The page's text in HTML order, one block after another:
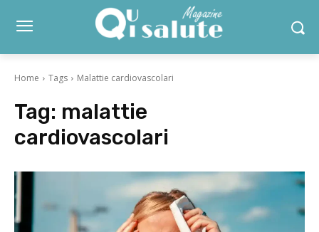
Home Tags Malattie cardiovascolari
Tag: malattie
cardiovascolari